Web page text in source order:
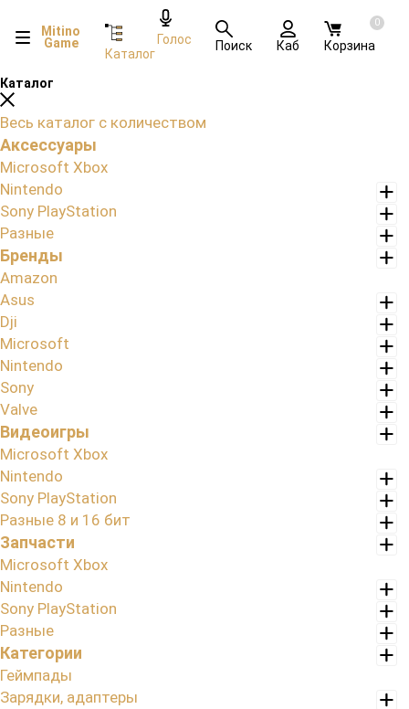
Mitino
Game
Каталог
Голос Поиск Каб
0
Корзина
Каталог
Весь каталог с количеством
Аксессуары
Microsoft Xbox
Nintendo
Sony PlayStation
Разные
Бренды
Amazon
Asus
Dji
Microsoft
Nintendo
Sony
Valve
Видеоигры
Microsoft Xbox
Nintendo
Sony PlayStation
Разные 8 и 16 бит
Запчасти
Microsoft Xbox
Nintendo
Sony PlayStation
Разные
Категории
Геймпады
Зарядки, адаптеры